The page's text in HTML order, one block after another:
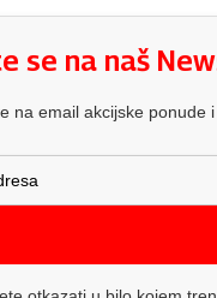
se na naš
na email akcijske ponude